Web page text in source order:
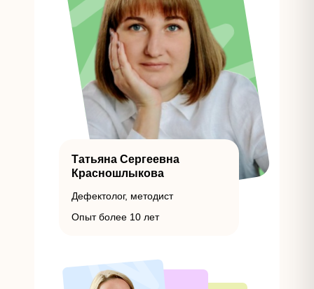
Татьяна Сергеевна
Красношлыкова
Дефектолог, методист
Опыт более 10 лет